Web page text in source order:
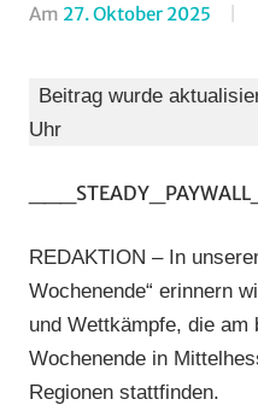
Am 27. Oktober 2025
Beitrag wurde
Uhr
REDAKTION – In
Wochenende“ erinnern
und Wettkämpfe, die am
Wochenende in
Regionen stattfinden.